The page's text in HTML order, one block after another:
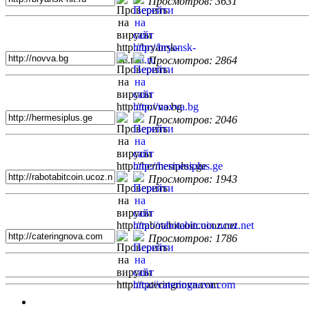
Просмотров: 2864
Просмотров: 2046
Просмотров: 1943
Просмотров: 1786